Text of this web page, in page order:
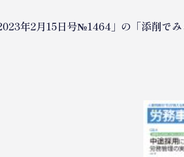
年2月15日号№1464」の「添削で